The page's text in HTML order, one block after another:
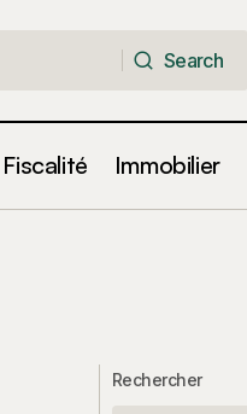
Search
Fiscalité Immobilier
Rechercher